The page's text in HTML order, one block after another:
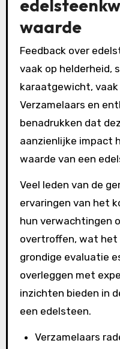
waarde
Feedback over
vaak op helderheid,
karaatgewicht, vaak
Verzamelaars en
benadrukken dat
aanzienlijke impact
waarde van een
Veel leden van de
ervaringen van het
hun verwachtingen
overtroffen, wat
grondige evaluatie
overleggen met
inzichten bieden in
een edelsteen.
Verzamelaars